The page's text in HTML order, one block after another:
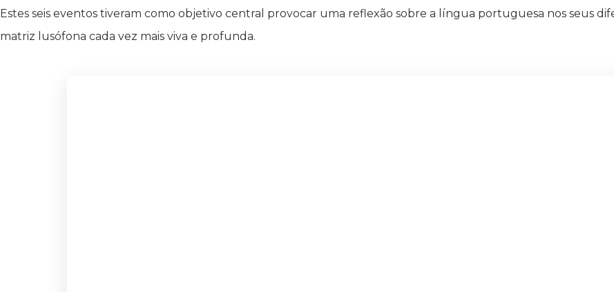
Estes seis eventos tiveram como objetivo central provocar uma reflexão sobre a língua portuguesa nos seus
matriz lusófona cada vez mais viva e profunda.